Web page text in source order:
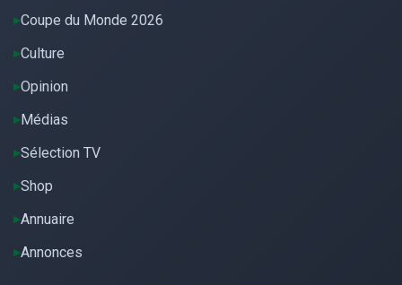
Coupe du Monde 2026
Culture
Opinion
Médias
Sélection TV
Shop
Annuaire
Annonces